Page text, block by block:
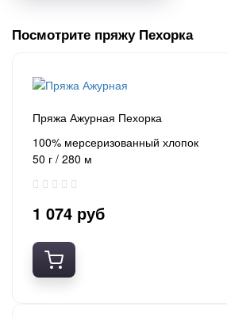
Посмотрите пряжу Пехорка
Пряжа Ажурная Пехорка
100% мерсеризованный хлопок
50 г / 280 м
1 074 руб